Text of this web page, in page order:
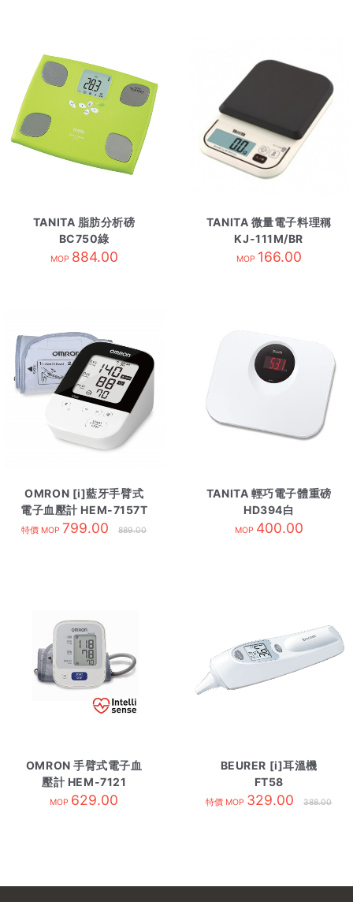
TANITA 脂肪分析磅
BC750綠
MOP 884.00
TANITA 微量電子料理稱
KJ-111M/BR
MOP 166.00
OMRON [i]藍牙手臂式
電子血壓計 HEM-7157T
特價 MOP 799.00 889.00
TANITA 輕巧電子體重磅
HD394白
MOP 400.00
OMRON 手臂式電子血
壓計 HEM-7121
MOP 629.00
BEURER [i]耳溫機
FT58
特價 MOP 329.00 388.00